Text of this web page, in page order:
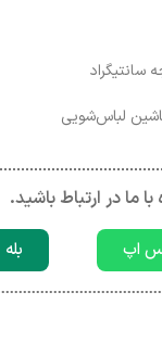
لباس‌شویی
ما در ارتباط باشید.
اپ بله